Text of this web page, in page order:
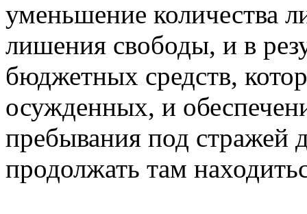
уменьшение количества
лишения свободы, и в
бюджетных средств,
осужденных, и
пребывания под стражей
продолжать там